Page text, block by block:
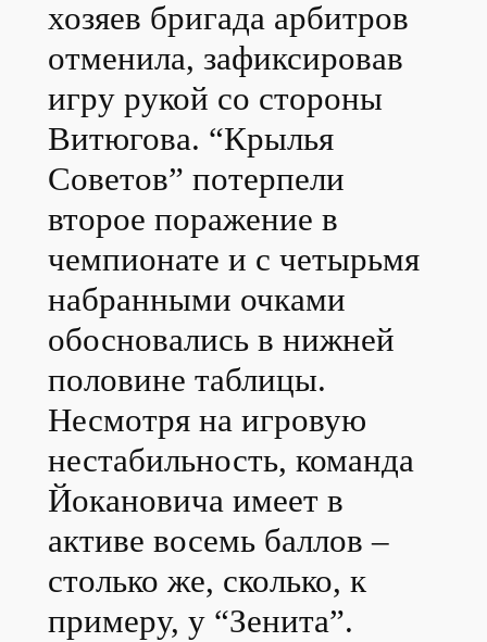
хозяев бригада арбитров
отменила, зафиксировав
игру рукой со стороны
Витюгова. “Крылья
Советов” потерпели
второе поражение в
чемпионате и с четырьмя
набранными очками
обосновались в нижней
половине таблицы.
Несмотря на игровую
нестабильность, команда
Йокановича имеет в
активе восемь баллов –
столько же, сколько, к
примеру, у “Зенита”.